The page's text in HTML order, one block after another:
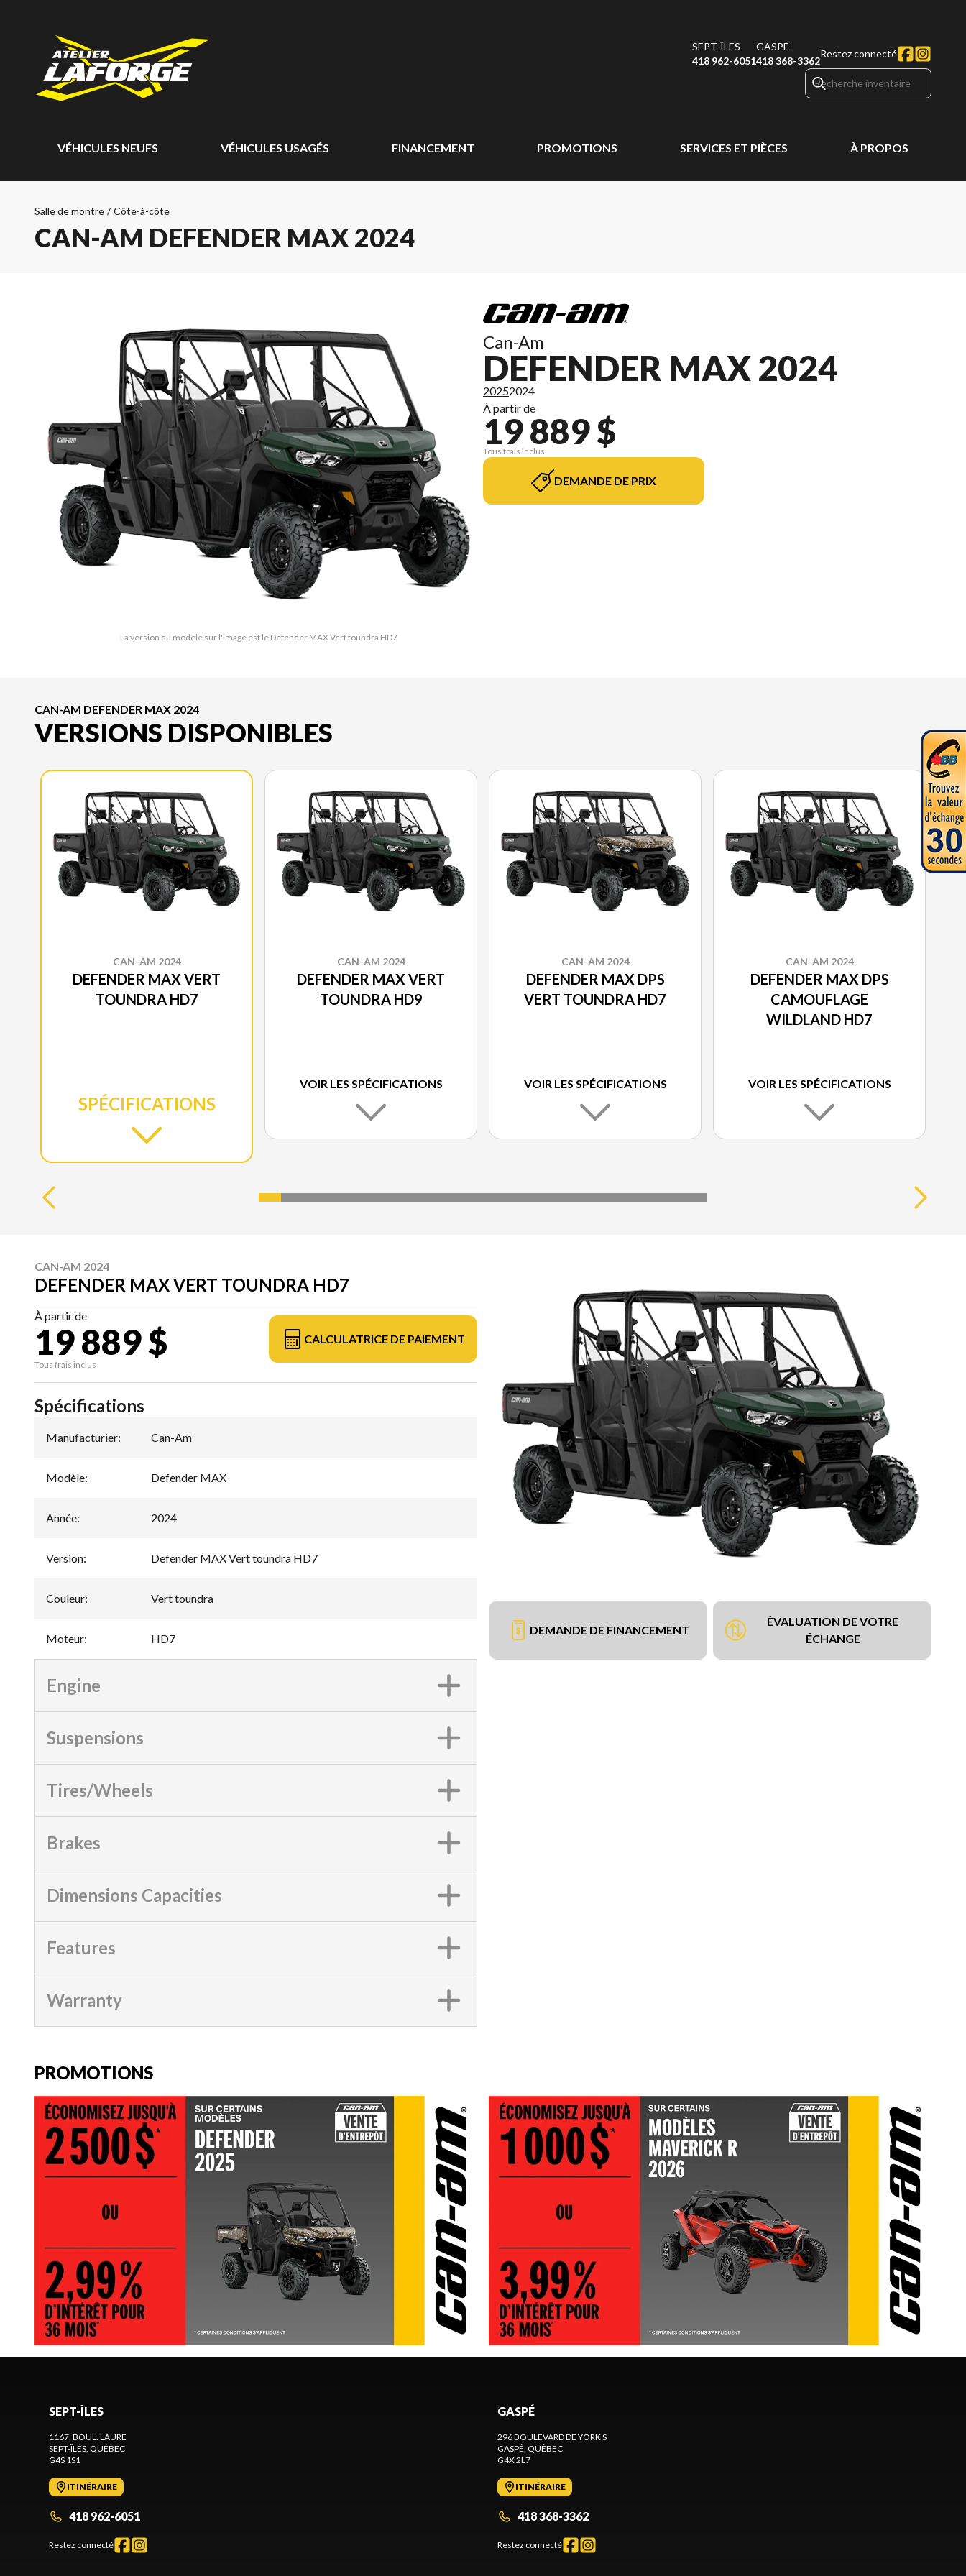
SEPT-ÎLES
418 962-6051
GASPÉ
418 368-3362
Restez connecté
VÉHICULES NEUFS VÉHICULES USAGÉS FINANCEMENT PROMOTIONS SERVICES ET PIÈCES À PROPOS
Salle de montre / Côte-à-côte
CAN-AM DEFENDER MAX 2024
La version du modèle sur l'image est le Defender MAX Vert toundra HD7
Can-Am
DEFENDER MAX 2024
20252024
À partir de
19 889 $
Tous frais inclus
DEMANDE DE PRIX
CAN-AM DEFENDER MAX 2024
VERSIONS DISPONIBLES
CAN-AM 2024
DEFENDER MAX VERT
TOUNDRA HD7
SPÉCIFICATIONS
CAN-AM 2024
DEFENDER MAX VERT
TOUNDRA HD9
VOIR LES SPÉCIFICATIONS
CAN-AM 2024
DEFENDER MAX DPS
VERT TOUNDRA HD7
VOIR LES SPÉCIFICATIONS
CAN-AM 2024
DEFENDER MAX DPS
CAMOUFLAGE
WILDLAND HD7
VOIR LES SPÉCIFICATIONS
CAN-AM 2024
DEFENDER MAX VERT TOUNDRA HD7
À partir de
19 889 $
Tous frais inclus
CALCULATRICE DE PAIEMENT
DEMANDE DE FINANCEMENT
ÉVALUATION DE VOTRE
ÉCHANGE
Spécifications
Manufacturier: Can-Am
Modèle: Defender MAX
Année: 2024
Version: Defender MAX Vert toundra HD7
Couleur: Vert toundra
Moteur: HD7
Engine
Suspensions
Tires/Wheels
Brakes
Dimensions Capacities
Features
Warranty
PROMOTIONS
SEPT-ÎLES
1167, BOUL. LAURE
SEPT-ÎLES , QUÉBEC
G4S 1S1
ITINÉRAIRE
418 962-6051
Restez connecté
GASPÉ
296 BOULEVARD DE YORK S
GASPÉ , QUÉBEC
G4X 2L7
ITINÉRAIRE
418 368-3362
Restez connecté